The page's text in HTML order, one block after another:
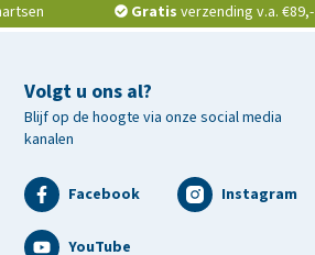
Gratis verzending v.a. €89,-
Volgt u ons al?
Blijf op de hoogte via onze social media
kanalen
Facebook Instagram
YouTube